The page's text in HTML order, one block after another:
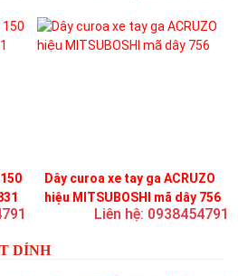
Dây curoa xe tay ga ACRUZO
hiệu MITSUBOSHI mã dây 756
Liên hệ: 0938454791
DÍNH